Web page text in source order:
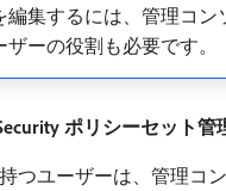
編集するには、管理コン
ザーの役割も必要です。
ポリシーセット管
つユーザーは、管理コ